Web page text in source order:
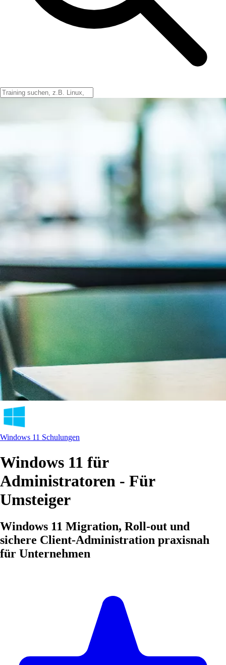
Windows 11 Schulungen
Windows 11 für
Administratoren - Für
Umsteiger
Windows 11 Migration, Roll-out und
sichere Client-Administration praxisnah
für Unternehmen